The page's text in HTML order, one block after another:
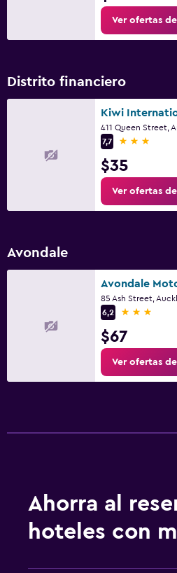
Ver ofertas
Distrito financiero
411 Queen Street,
7,7
3 estrellas
$35
Ver ofertas
Avondale
Avondale
85 Ash Street,
6,2
3 estrellas
$67
Ver ofertas
Ahorra al
hoteles con